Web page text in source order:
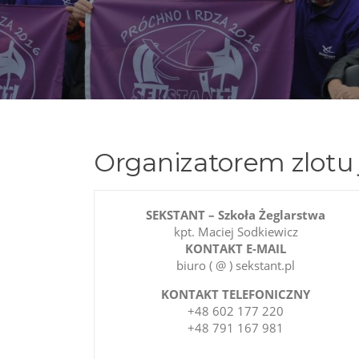
Organizatorem zlotu
SEKSTANT – Szkoła Żeglarstwa
kpt. Maciej Sodkiewicz
KONTAKT E-MAIL
biuro ( @ ) sekstant.pl
KONTAKT TELEFONICZNY
+48 602 177 220
+48 791 167 981